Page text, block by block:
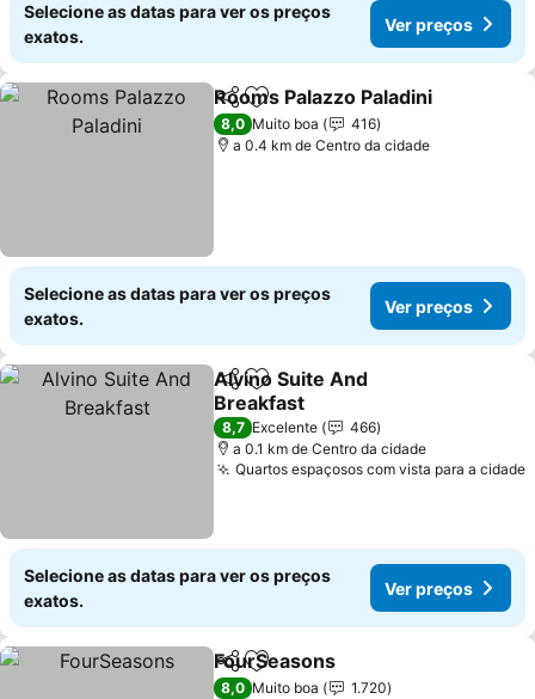
Selecione as datas para ver os preços
exatos.
Ver preços
PartilharAdicionar aos favoritos
Rooms Palazzo Paladini
8,0 Muito boa
416
a 0.4 km de Centro da cidade
Selecione as datas para ver os preços
exatos.
Ver preços
PartilharAdicionar aos favoritos
Alvino Suite And
Breakfast
Ver preços
8,7 Excelente
466
a 0.1 km de Centro da cidade
Quartos espaçosos com vista para a cidade
Selecione as datas para ver os preços
exatos.
Ver preços
PartilharAdicionar aos favoritos
FourSeasons
8,0 Muito boa
1.720